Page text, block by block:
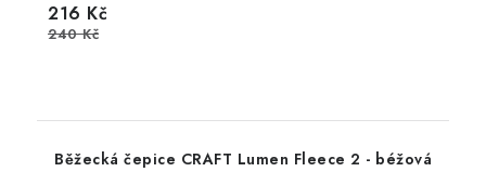
216 Kč
240 Kč
Běžecká čepice CRAFT Lumen Fleece 2 - béžová